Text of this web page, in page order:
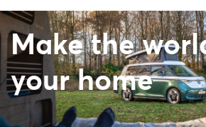
Make the
your home